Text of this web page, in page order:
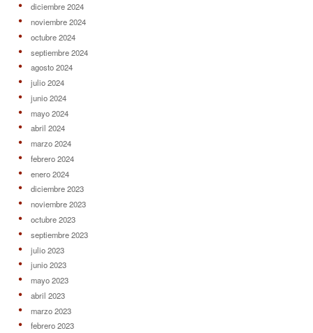
diciembre 2024
noviembre 2024
octubre 2024
septiembre 2024
agosto 2024
julio 2024
junio 2024
mayo 2024
abril 2024
marzo 2024
febrero 2024
enero 2024
diciembre 2023
noviembre 2023
octubre 2023
septiembre 2023
julio 2023
junio 2023
mayo 2023
abril 2023
marzo 2023
febrero 2023